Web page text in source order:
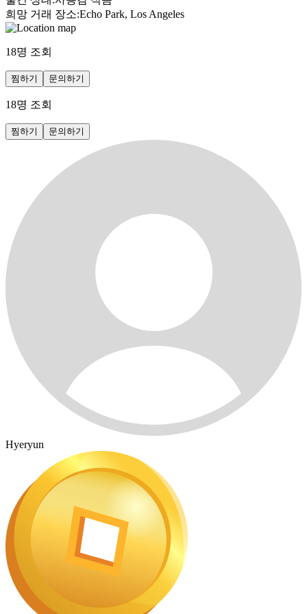
희망 거래 장소:Echo Park, Los Angeles
18명 조회
찜하기 문의하기
18명 조회
찜하기 문의하기
Hyeryun